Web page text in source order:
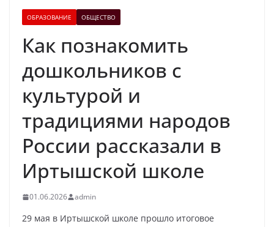
ОБРАЗОВАНИЕ ОБЩЕСТВО
Как познакомить
дошкольников с
культурой и
традициями народов
России рассказали в
Иртышской школе
01.06.2026 admin
29 мая в Иртышской школе прошло итоговое